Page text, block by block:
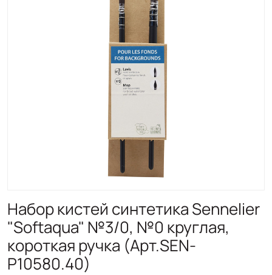
Набор кистей синтетика Sennelier
"Softaqua" №3/0, №0 круглая,
короткая ручка (Арт.SEN-
P10580.40)